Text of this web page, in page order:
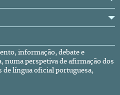
informação, debate e
numa perspetiva de afirmação dos
de língua oficial portuguesa,